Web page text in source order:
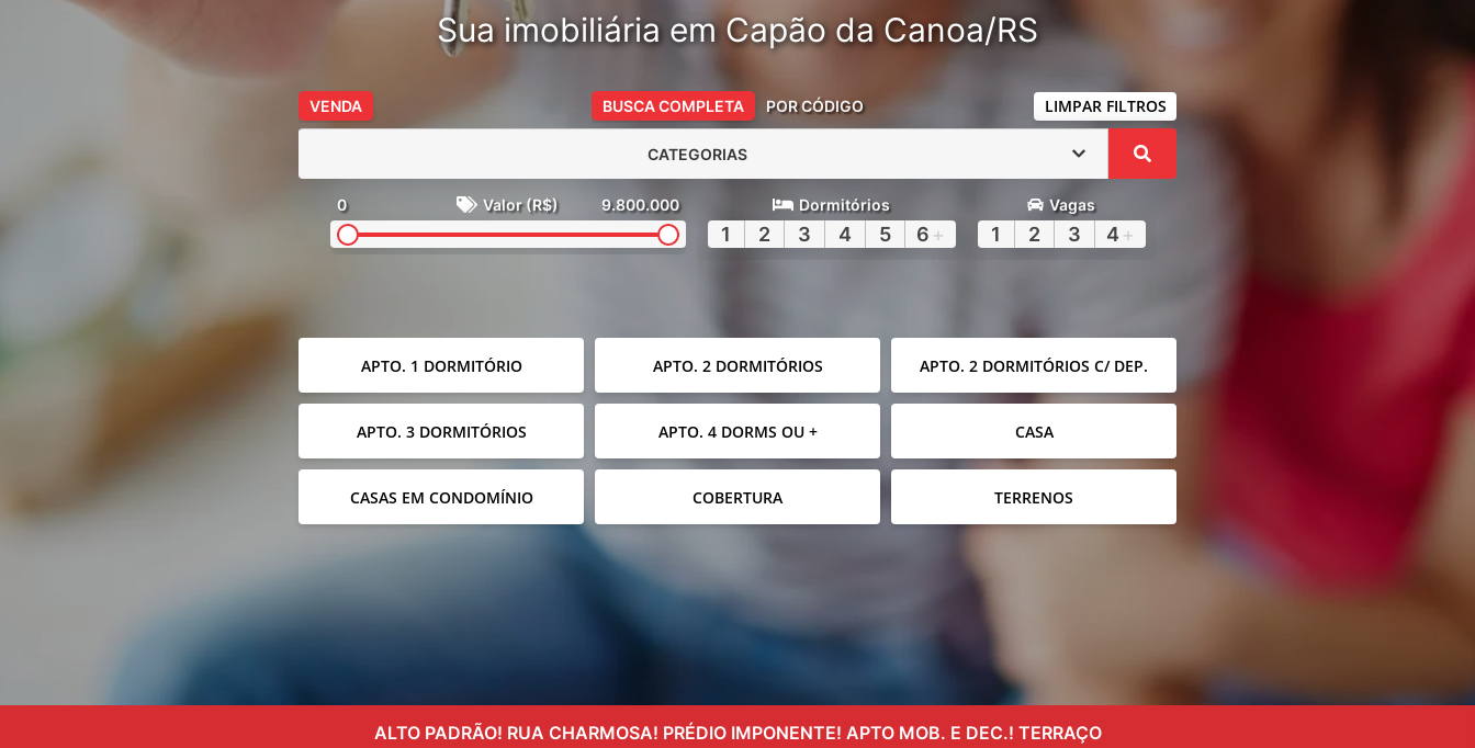
Sua imobiliária em Capão da Canoa/RS
VENDA BUSCA COMPLETA POR CÓDIGO LIMPAR FILTROS
CATEGORIAS
0 Valor (R$) 9.800.000 Dormitórios
1 2 3 4 5 6 +
Vagas
1 2 3 4 +
APTO. 1 DORMITÓRIO APTO. 2 DORMITÓRIOS APTO. 2 DORMITÓRIOS C/ DEP.
APTO. 3 DORMITÓRIOS APTO. 4 DORMS OU + CASA
CASAS EM CONDOMÍNIO COBERTURA TERRENOS
ALTO PADRÃO! RUA CHARMOSA! PRÉDIO IMPONENTE! APTO MOB. E DEC.! TERRAÇO